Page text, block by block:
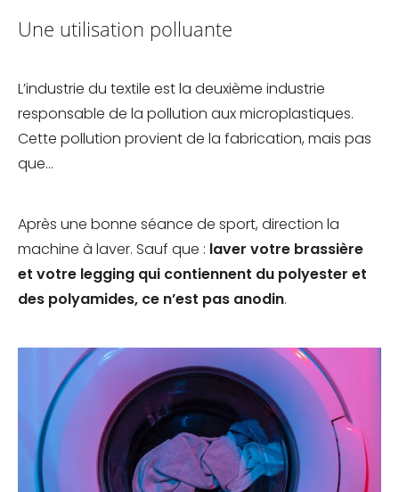
Une utilisation polluante
L’industrie du textile est la deuxième industrie
responsable de la pollution aux microplastiques.
Cette pollution provient de la fabrication, mais pas
que…
Après une bonne séance de sport, direction la
machine à laver. Sauf que : laver votre brassière
et votre legging qui contiennent du polyester et
des polyamides, ce n’est pas anodin.